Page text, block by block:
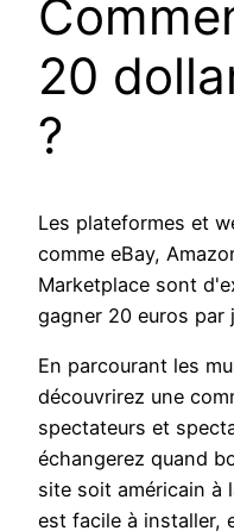
20
?
Les plateformes et
comme eBay,
Marketplace sont
gagner 20 euros par
En parcourant les
découvrirez une
spectateurs et
échangerez quand
site soit américain à
est facile à installer,